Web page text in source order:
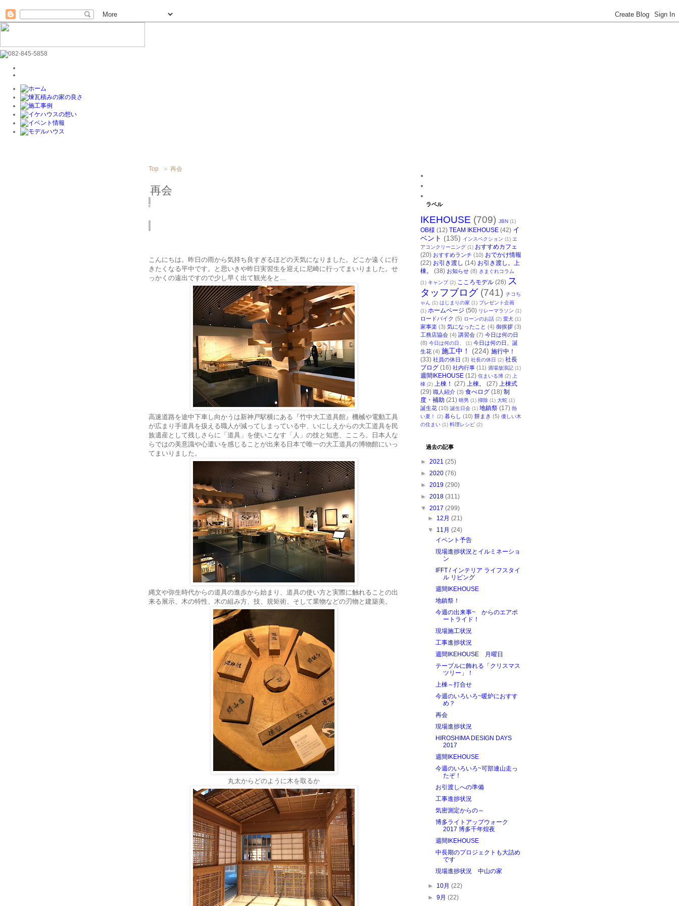
Top ＞ 再会
再会
2017
こんにちは。昨日の雨から気持ち良すぎるほどの天気になりました。どこか遠くに行
きたくなる平中です。と思いきや昨日実習生を迎えに尼崎に行ってまいりました。せ
っかくの遠出ですので少し早く出て観光をと...
高速道路を途中下車し向かうは新神戸駅横にある『竹中大工道具館』機械や電動工具
が広まり手道具を扱える職人が減ってしまっている中、いにしえからの大工道具を民
族遺産として残しさらに「道具」を使いこなす「人」の技と知恵、こころ。日本人な
らではの美意識や心遣いを感じることが出来る日本で唯一の大工道具の博物館にいっ
てまいりました。
縄文や弥生時代からの道具の進歩から始まり、道具の使い方と実際に触れることの出
来る展示、木の特性、木の組み方、技、規矩術、そして業物などの刃物と建築美。
丸太からどのように木を取るか
ラベル
IKEHOUSE (709) JBN (1)
OB様 (12) TEAM IKEHOUSE (42) イ
ベント (135) インスペクション (1) エ
アコンクリーニング (1) おすすめカフェ
(20) おすすめランチ (10) おでかけ情報
(22) お引き渡し (14) お引き渡し。上
棟。
(38) お知らせ (8) きまぐれコラム
(1) キャンプ (2) こころモデル (26) ス
タッフブログ (741) チコち
ゃん
(1) はじまりの家 (1) プレゼント企画
(1) ホームページ (50) リレーマラソン (1)
ロードバイク (5) ローンのお話 (2) 愛犬 (1)
家事楽 (3) 気になったこと (4) 御挨拶 (3)
工務店協会 (4) 講習会 (7) 今日は何の日
(8) 今日は何の日、 (1) 今日は何の日、誕
生花 (4) 施工中！ (224) 施行中！
(33) 社員の休日 (3) 社長の休日 (2) 社長
ブログ (16) 社内行事 (11) 酒場放浪記 (1)
週間IKEHOUSE (12) 住まいる博 (2)
上
棟 (2) 上棟！ (27) 上棟。 (27) 上棟式
(29) 職人紹介 (3) 食べログ (18) 制
度・補助 (21) 晴男 (1) 掃除 (1) 大蛇 (1)
誕生花 (10) 誕生日会 (1) 地鎮祭 (17) 熱
い夏！
(2) 暮らし (10) 餅まき (5) 優しい木
の住まい (1) 料理レシピ (2)
過去の記事
► 2021 (25)
► 2020 (76)
► 2019 (290)
► 2018 (311)
▼ 2017 (299)
► 12月 (21)
▼
11月 (24)
イベント予告
現場進捗状況とイルミネーショ
ン
IFFT / インテリア ライフスタイ
ル リビング
週間IKEHOUSE
地鎮祭！
今週の出来事~ からのエアポ
ートライド！
現場施工状況
工事進捗状況
週間IKEHOUSE 月曜日
テーブルに飾れる「クリスマス
ツリー」！
上棟～打合せ
今週のいろいろ~暖炉におすす
め？
再会
現場進捗状況
HIROSHIMA DESIGN DAYS
2017
週間IKEHOUSE
今週のいろいろ~可部連山走っ
たぞ！
お引渡しへの準備
工事進捗状況
気密測定からの～
博多ライトアップウォーク
2017 博多千年煌夜
週間IKEHOUSE
中長期のプロジェクトも大詰め
です
現場進捗状況 中山の家
► 10月 (22)
►9月 (22)